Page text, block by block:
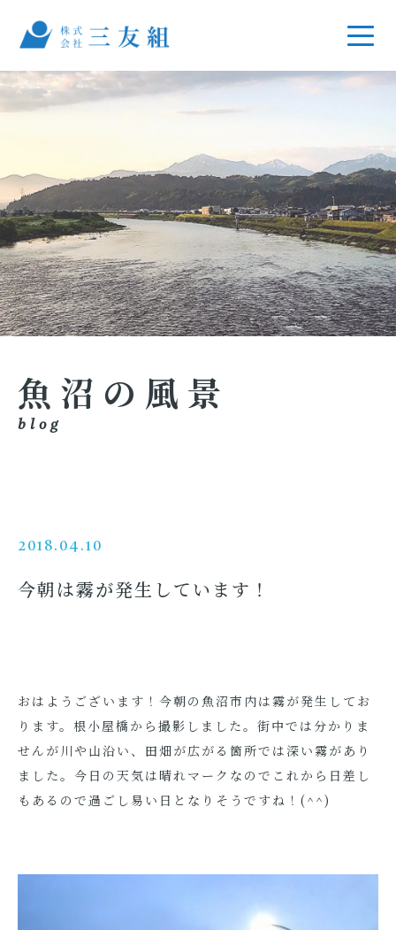
魚沼の風景
blog
2018.04.10
今朝は霧が発生しています！
おはようございます！今朝の魚沼市内は霧が発生してお
ります。根小屋橋から撮影しました。街中では分かりま
せんが川や山沿い、田畑が広がる箇所では深い霧があり
ました。今日の天気は晴れマークなのでこれから日差し
もあるので過ごし易い日となりそうですね！(^^)